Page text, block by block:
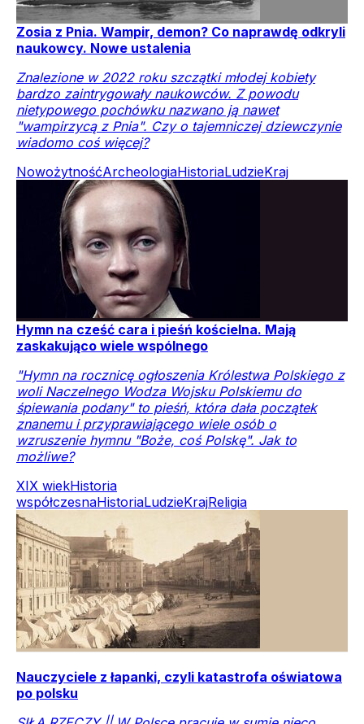
Zosia z Pnia. Wampir, demon? Co naprawdę odkryli
naukowcy. Nowe ustalenia
Znalezione w 2022 roku szczątki młodej kobiety
bardzo zaintrygowały naukowców. Z powodu
nietypowego pochówku nazwano ją nawet
"wampirzycą z Pnia". Czy o tajemniczej dziewczynie
wiadomo coś więcej?
NowożytnośćArcheologiaHistoriaLudzieKraj
Hymn na cześć cara i pieśń kościelna. Mają
zaskakująco wiele wspólnego
"Hymn na rocznicę ogłoszenia Królestwa Polskiego z
woli Naczelnego Wodza Wojsku Polskiemu do
śpiewania podany" to pieśń, która dała początek
znanemu i przyprawiającego wiele osób o
wzruszenie hymnu "Boże, coś Polskę". Jak to
możliwe?
XIX wiekHistoria
współczesnaHistoriaLudzieKrajReligia
Nauczyciele z łapanki, czyli katastrofa oświatowa
po polsku